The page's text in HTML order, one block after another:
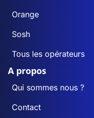
Orange
Sosh
Tous les opérateurs
A propos
Qui sommes nous ?
Contact